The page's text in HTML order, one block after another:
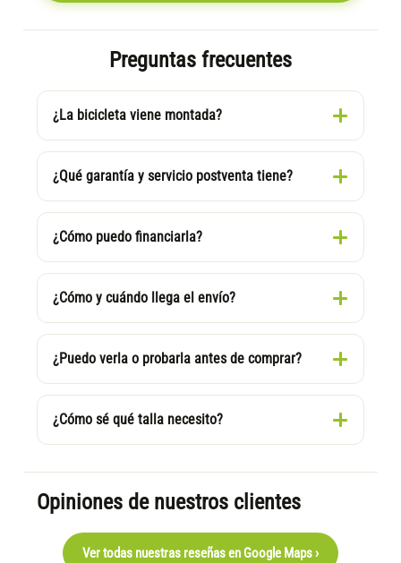
Preguntas frecuentes
¿La bicicleta viene montada?
¿Qué garantía y servicio postventa tiene?
¿Cómo puedo financiarla?
¿Cómo y cuándo llega el envío?
¿Puedo verla o probarla antes de comprar?
¿Cómo sé qué talla necesito?
Opiniones de nuestros clientes
Ver todas nuestras reseñas en Google Maps ›